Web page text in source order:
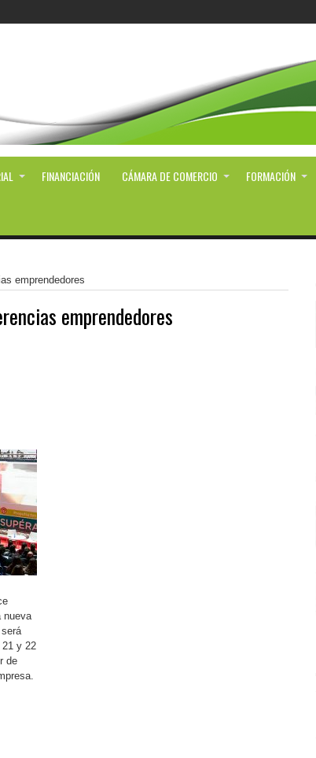
FINANCIACIÓN CÁMARA DE COMERCIO FORMACIÓN
emprendedores
emprendedores
nueva
y 22
de